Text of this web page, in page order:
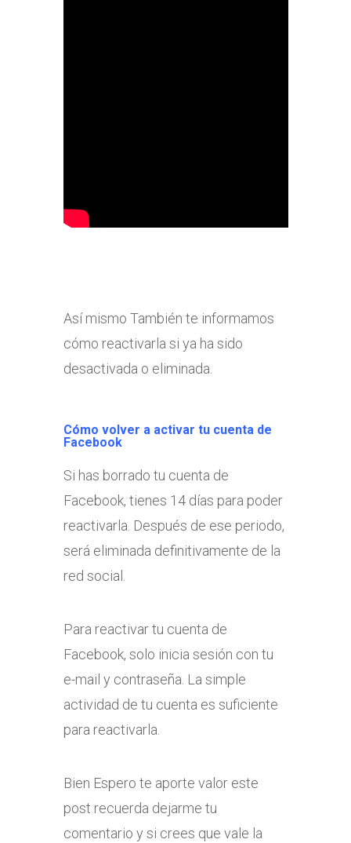
Así mismo También te informamos
cómo reactivarla si ya ha sido
desactivada o eliminada.
Cómo volver a activar tu cuenta de
Facebook
Si has borrado tu cuenta de
Facebook, tienes 14 días para poder
reactivarla. Después de ese periodo,
será eliminada definitivamente de la
red social.
Para reactivar tu cuenta de
Facebook, solo inicia sesión con tu
e-mail y contraseña. La simple
actividad de tu cuenta es suficiente
para reactivarla.
Bien Espero te aporte valor este
post recuerda dejarme tu
comentario y si crees que vale la